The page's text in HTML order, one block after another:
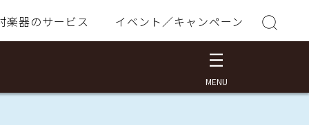
楽器のサービス イベント／キャンペーン